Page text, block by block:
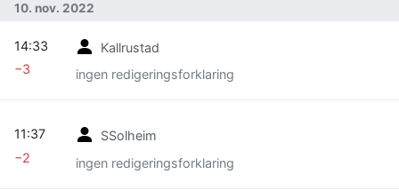
10. nov. 2022
Kallrustad
ingen redigeringsforklaring
14:33
−3
SSolheim
ingen redigeringsforklaring
11:37
−2